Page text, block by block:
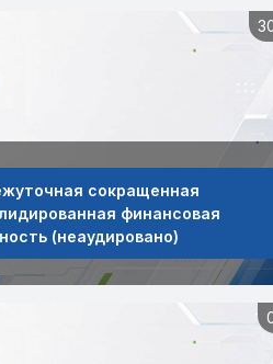
сокращенная
финансовая
(неаудировано)